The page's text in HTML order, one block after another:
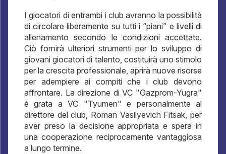
I giocatori di entrambi i club avranno la possibilità
di circolare liberamente su tutti i “piani” e livelli di
allenamento secondo le condizioni accettate.
Ciò fornirà ulteriori strumenti per lo sviluppo di
giovani giocatori di talento, costituirà uno stimolo
per la crescita professionale, aprirà nuove risorse
per adempiere ai compiti che i club devono
affrontare. La direzione di VC "Gazprom-Yugra"
è grata a VC "Tyumen" e personalmente al
direttore del club, Roman Vasilyevich Fitsak, per
aver preso la decisione appropriata e spera in
una cooperazione reciprocamente vantaggiosa
a lungo termine.